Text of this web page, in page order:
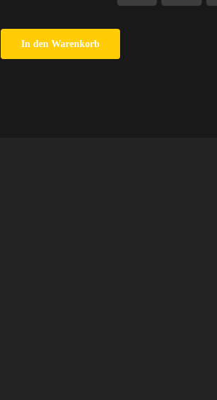
In den Warenkorb